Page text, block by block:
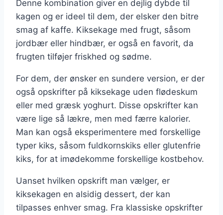
Denne kombination giver en dejlig dybde til
kagen og er ideel til dem, der elsker den bitre
smag af kaffe. Kiksekage med frugt, såsom
jordbær eller hindbær, er også en favorit, da
frugten tilføjer friskhed og sødme.
For dem, der ønsker en sundere version, er der
også opskrifter på kiksekage uden flødeskum
eller med græsk yoghurt. Disse opskrifter kan
være lige så lækre, men med færre kalorier.
Man kan også eksperimentere med forskellige
typer kiks, såsom fuldkornskiks eller glutenfrie
kiks, for at imødekomme forskellige kostbehov.
Uanset hvilken opskrift man vælger, er
kiksekagen en alsidig dessert, der kan
tilpasses enhver smag. Fra klassiske opskrifter